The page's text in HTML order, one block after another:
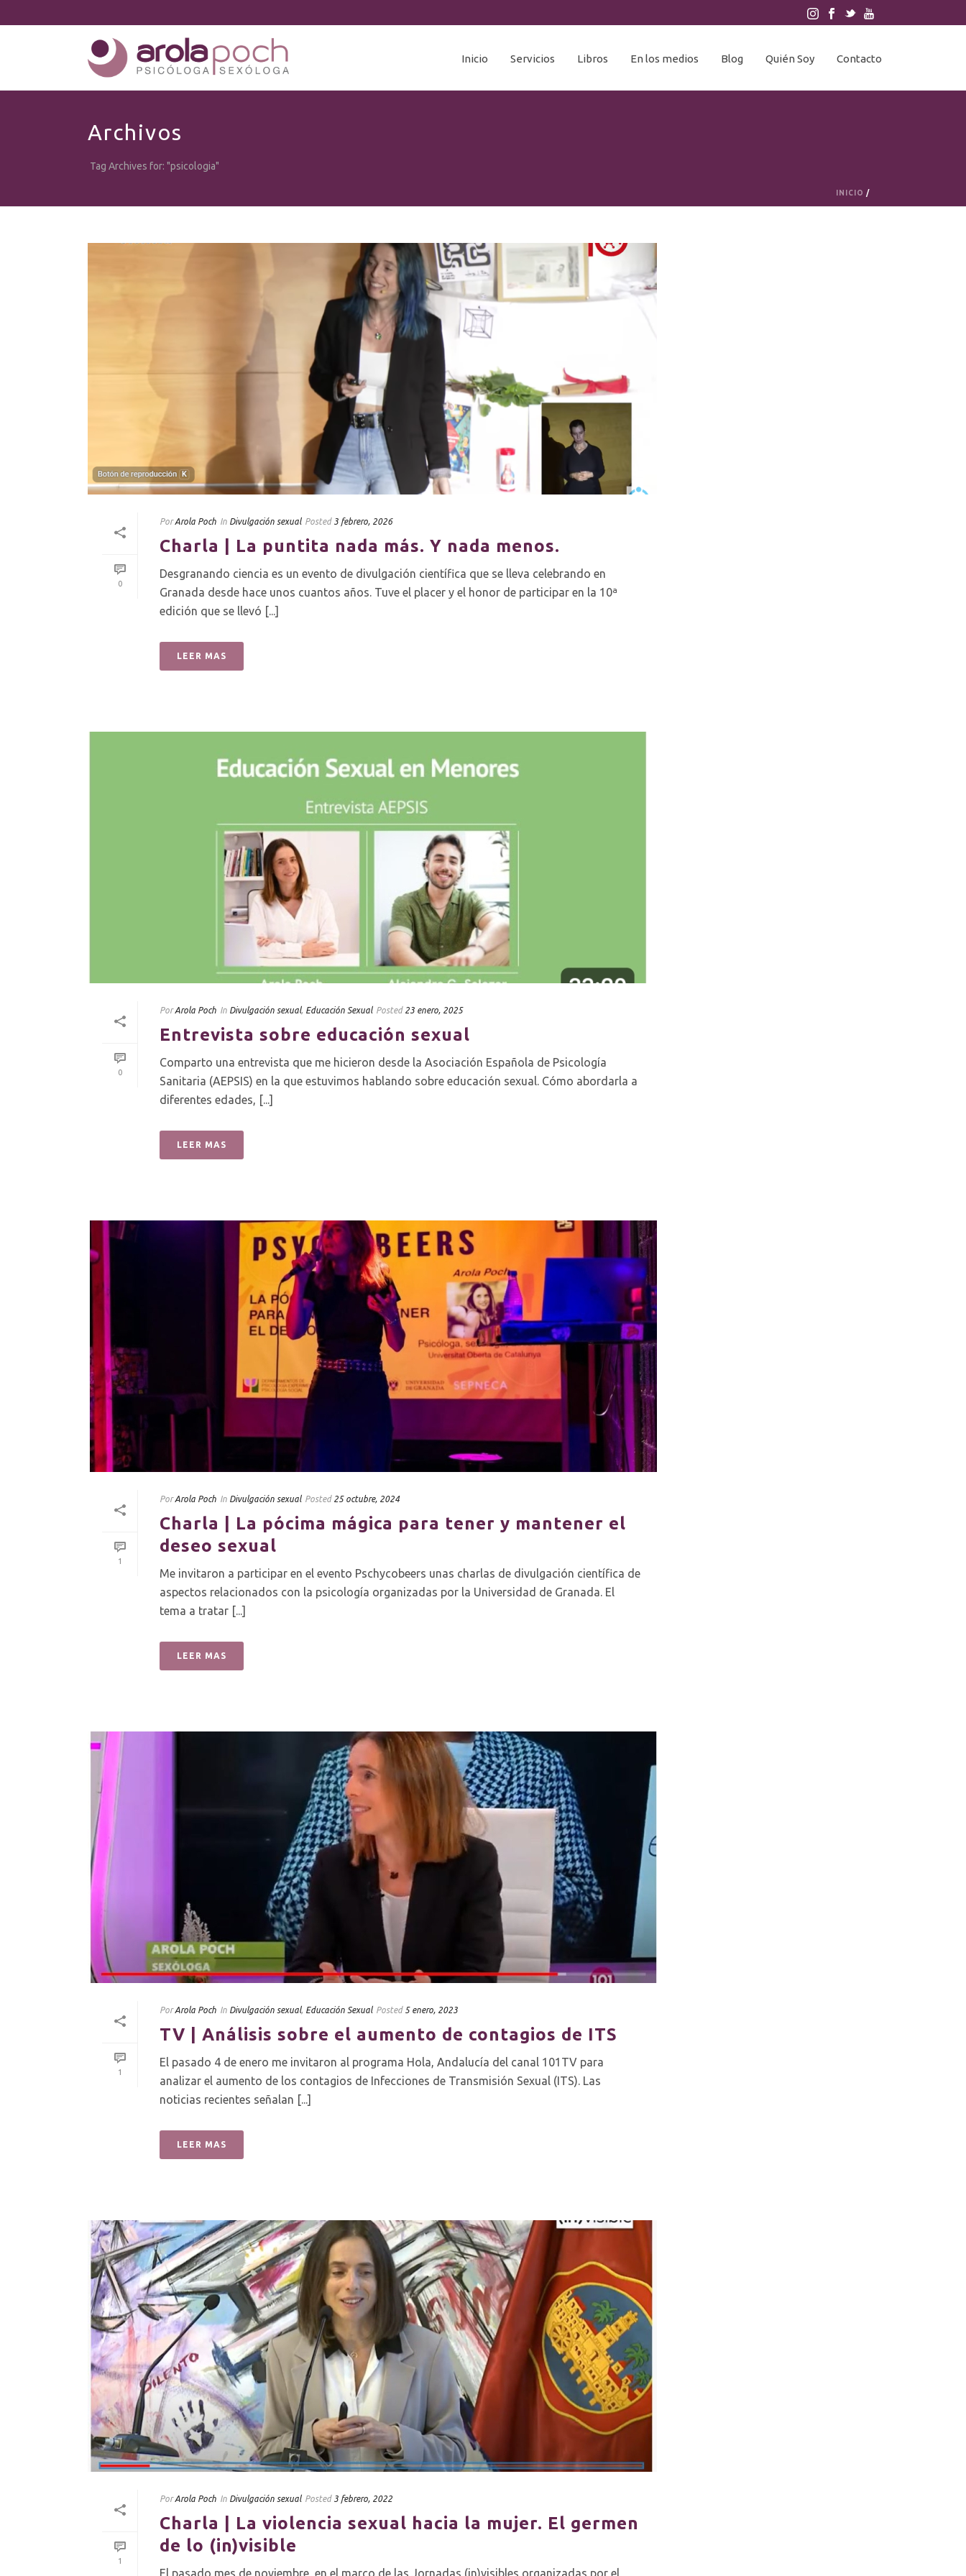
Inicio Servicios Libros En los medios Blog Quién Soy Contacto
Archivos
Tag Archives for: "psicologia"
INICIO /
0
Por Arola Poch In Divulgación sexual Posted 3 febrero, 2026
Charla | La puntita nada más. Y nada menos.
Desgranando ciencia es un evento de divulgación científica que se lleva celebrando en
Granada desde hace unos cuantos años. Tuve el placer y el honor de participar en la 10ª
edición que se llevó [...]
LEER MAS
0
Por Arola Poch In Divulgación sexual, Educación Sexual Posted 23 enero, 2025
Entrevista sobre educación sexual
Comparto una entrevista que me hicieron desde la Asociación Española de Psicología
Sanitaria (AEPSIS) en la que estuvimos hablando sobre educación sexual. Cómo abordarla a
diferentes edades, [...]
LEER MAS
1
Por Arola Poch In Divulgación sexual Posted 25 octubre, 2024
Charla | La pócima mágica para tener y mantener el
deseo sexual
Me invitaron a participar en el evento Pschycobeers unas charlas de divulgación científica de
aspectos relacionados con la psicología organizadas por la Universidad de Granada. El
tema a tratar [...]
LEER MAS
1
Por Arola Poch In Divulgación sexual, Educación Sexual Posted 5 enero, 2023
TV | Análisis sobre el aumento de contagios de ITS
El pasado 4 de enero me invitaron al programa Hola, Andalucía del canal 101TV para
analizar el aumento de los contagios de Infecciones de Transmisión Sexual (ITS). Las
noticias recientes señalan [...]
LEER MAS
1
Por Arola Poch In Divulgación sexual Posted 3 febrero, 2022
Charla | La violencia sexual hacia la mujer. El germen
de lo (in)visible
El pasado mes de noviembre, en el marco de las Jornadas (in)visibles organizadas por el